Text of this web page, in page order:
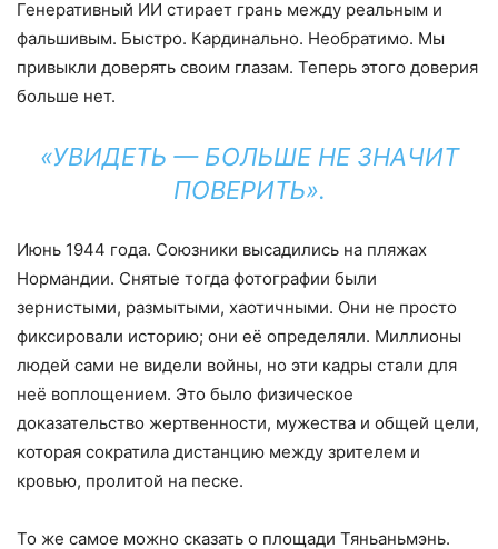
Генеративный ИИ стирает грань между реальным и
фальшивым. Быстро. Кардинально. Необратимо. Мы
привыкли доверять своим глазам. Теперь этого доверия
больше нет.
«УВИДЕТЬ — БОЛЬШЕ НЕ ЗНАЧИТ
ПОВЕРИТЬ».
Июнь 1944 года. Союзники высадились на пляжах
Нормандии. Снятые тогда фотографии были
зернистыми, размытыми, хаотичными. Они не просто
фиксировали историю; они её определяли. Миллионы
людей сами не видели войны, но эти кадры стали для
неё воплощением. Это было физическое
доказательство жертвенности, мужества и общей цели,
которая сократила дистанцию между зрителем и
кровью, пролитой на песке.
То же самое можно сказать о площади Тяньаньмэнь.